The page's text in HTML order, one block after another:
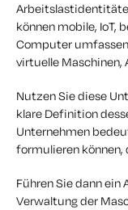
können mobile, IoT,
Computer
virtuelle Maschinen,
Nutzen Sie diese
klare Definition
Unternehmen
formulieren können,
Führen Sie dann
Verwaltung der